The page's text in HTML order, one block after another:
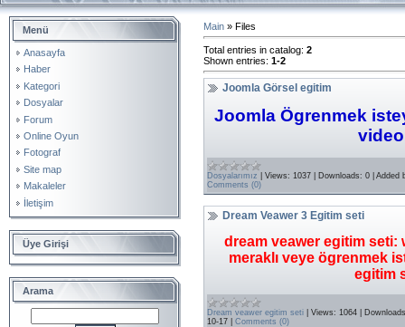
Menü
Anasayfa
Haber
Kategori
Dosyalar
Forum
Online Oyun
Fotograf
Site map
Makaleler
İletişim
Üye Girişi
Arama
Main » Files
Total entries in catalog: 2
Shown entries: 1-2
Joomla Görsel egitim
Joomla Ögrenmek
Dosyalarımız Views: 1037 Downloads: 0
Added
Comments (0)
Dream Veawer 3 Egitim seti
dream veawer egitim seti:
meraklı veye ögrenmek
egitim
Dream veawer egitim seti Views: 1064
10-17
Comments (0)